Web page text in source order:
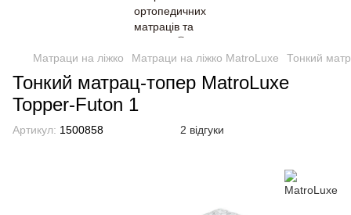
Матраци на ліжко Матраци на ліжко MatroLuxe Тонкий
Тонкий матрац-топер MatroLuxe
Topper-Futon 1
Артикул: 1500858 2 відгуки